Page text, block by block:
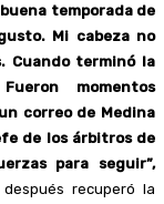
temporada de
Mi cabeza no
Cuando terminó la
momentos
correo de Medina
de los árbitros de
para seguir”,
recuperó la